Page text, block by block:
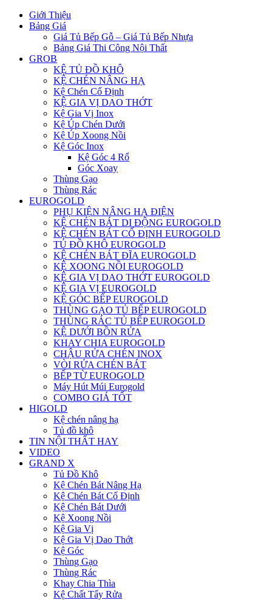
Giới Thiệu
Bảng Giá
Giá Tủ Bếp Gỗ – Giá Tủ Bếp Nhựa
Bảng Giá Thi Công Nội Thất
GROB
KỆ TỦ ĐỒ KHÔ
KỆ CHÉN NÂNG HẠ
Kệ Chén Cố Định
KỆ GIA VỊ DAO THỚT
Kệ Gia Vị Inox
Kệ Úp Chén Dưới
Kệ Úp Xoong Nồi
Kệ Góc Inox
Kệ Góc 4 Rổ
Góc Xoay
Thùng Gạo
Thùng Rác
EUROGOLD
PHỤ KIỆN NÂNG HẠ ĐIỆN
KỆ CHÉN BÁT DI ĐỘNG EUROGOLD
KỆ CHÉN BÁT CỐ ĐỊNH EUROGOLD
TỦ ĐỒ KHÔ EUROGOLD
KỆ CHÉN BÁT ĐĨA EUROGOLD
KỆ XOONG NỒI EUROGOLD
KỆ GIA VỊ DAO THỚT EUROGOLD
KỆ GIA VỊ EUROGOLD
KỆ GÓC BẾP EUROGOLD
THÙNG GẠO TỦ BẾP EUROGOLD
THÙNG RÁC TỦ BẾP EUROGOLD
KỆ DƯỚI BỒN RỬA
KHAY CHIA EUROGOLD
CHẬU RỬA CHÉN INOX
VÒI RỬA CHÉN BÁT
BẾP TỪ EUROGOLD
Máy Hút Múi Eurogold
COMBO GIÁ TỐT
HIGOLD
Kệ chén nâng hạ
Tủ đồ khô
TIN NỘI THẤT HAY
VIDEO
GRAND X
Tủ Đồ Khô
Kệ Chén Bát Nâng Hạ
Kệ Chén Bát Cố Định
Kệ Chén Bát Dưới
Kệ Xoong Nồi
Kệ Gia Vị
Kệ Gia Vị Dao Thớt
Kệ Góc
Thùng Gạo
Thùng Rác
Khay Chia Thìa
Kệ Chất Tẩy Rửa